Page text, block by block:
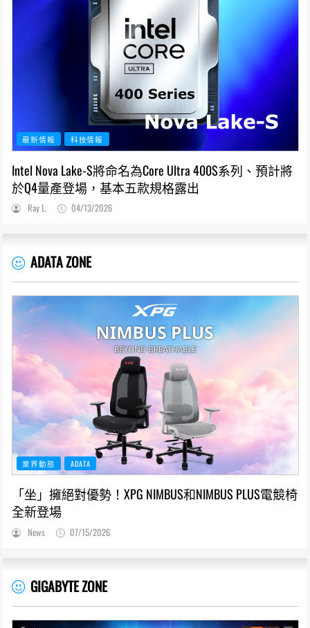
最新情報 科技情報
Intel Nova Lake-S將命名為Core Ultra 400S系列、預計將
於Q4量產登場，基本五款規格露出
Ray L. 04/13/2026
ADATA ZONE
業界動態 ADATA
「坐」擁絕對優勢！XPG NIMBUS和NIMBUS PLUS電競椅
全新登場
News 07/15/2026
GIGABYTE ZONE